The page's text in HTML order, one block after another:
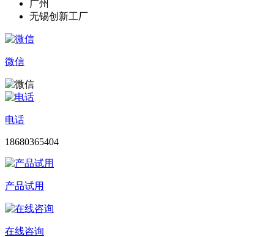
广州
无锡创新工厂
微信
电话
18680365404
产品试用
在线咨询